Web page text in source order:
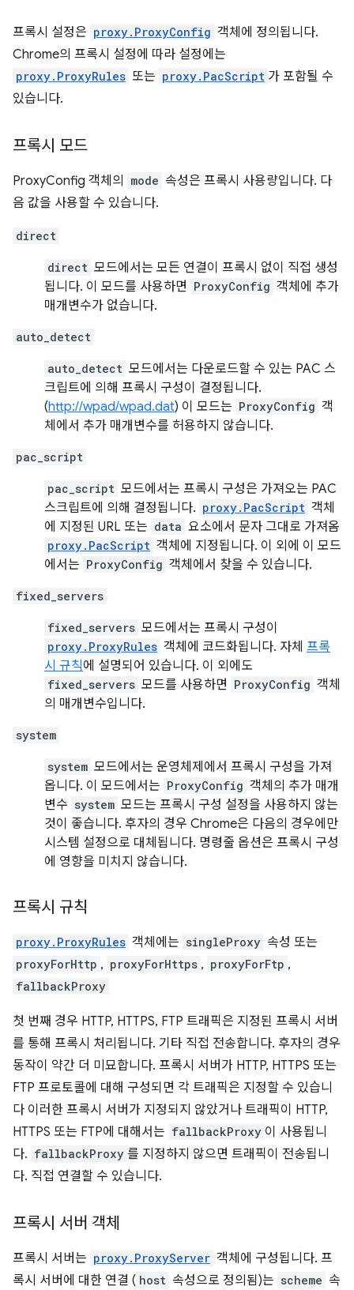
프록시 설정은 proxy.ProxyConfig 객체에 정의됩니다.
Chrome의 프록시 설정에 따라 설정에는
proxy.ProxyRules 또는 proxy.PacScript 가 포함될 수
있습니다.
프록시 모드
ProxyConfig 객체의 mode 속성은 프록시 사용량입니다. 다
음 값을 사용할 수 있습니다.
direct
direct 모드에서는 모든 연결이 프록시 없이 직접 생성
됩니다. 이 모드를 사용하면 ProxyConfig 객체에 추가
매개변수가 없습니다.
auto_detect
auto_detect 모드에서는 다운로드할 수 있는 PAC 스
크립트에 의해 프록시 구성이 결정됩니다.
(http://wpad/wpad.dat) 이 모드는 ProxyConfig 객
체에서 추가 매개변수를 허용하지 않습니다.
pac_script
pac_script 모드에서는 프록시 구성은 가져오는 PAC
스크립트에 의해 결정됩니다. proxy.PacScript 객체
에 지정된 URL 또는 data 요소에서 문자 그대로 가져옴
proxy.PacScript 객체에 지정됩니다. 이 외에 이 모드
에서는 ProxyConfig 객체에서 찾을 수 있습니다.
fixed_servers
fixed_servers 모드에서는 프록시 구성이
proxy.ProxyRules 객체에 코드화됩니다. 자체 프록
시 규칙에 설명되어 있습니다. 이 외에도
fixed_servers 모드를 사용하면 ProxyConfig 객체
의 매개변수입니다.
system
system 모드에서는 운영체제에서 프록시 구성을 가져
옵니다. 이 모드에서는 ProxyConfig 객체의 추가 매개
변수 system 모드는 프록시 구성 설정을 사용하지 않는
것이 좋습니다. 후자의 경우 Chrome은 다음의 경우에만
시스템 설정으로 대체됩니다. 명령줄 옵션은 프록시 구성
에 영향을 미치지 않습니다.
프록시 규칙
proxy.ProxyRules 객체에는 singleProxy 속성 또는
proxyForHttp , proxyForHttps , proxyForFtp ,
fallbackProxy
첫 번째 경우 HTTP, HTTPS, FTP 트래픽은 지정된 프록시 서버
를 통해 프록시 처리됩니다. 기타 직접 전송합니다. 후자의 경우
동작이 약간 더 미묘합니다. 프록시 서버가 HTTP, HTTPS 또는
FTP 프로토콜에 대해 구성되면 각 트래픽은 지정할 수 있습니
다 이러한 프록시 서버가 지정되지 않았거나 트래픽이 HTTP,
HTTPS 또는 FTP에 대해서는 fallbackProxy 이 사용됩니
다. fallbackProxy 를 지정하지 않으면 트래픽이 전송됩니
다. 직접 연결할 수 있습니다.
프록시 서버 객체
프록시 서버는 proxy.ProxyServer 객체에 구성됩니다. 프
록시 서버에 대한 연결 ( host 속성으로 정의됨)는 scheme 속